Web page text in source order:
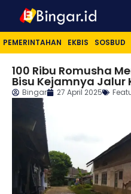
PEMERINTAHAN EKBIS SOSBUD
100 Ribu Romusha
Bisu Kejamnya
Bingar 27 April 2025